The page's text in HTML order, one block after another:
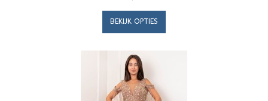
BEKIJK OPTIES